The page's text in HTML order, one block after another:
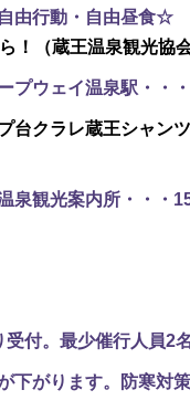
由行動・自由昼食☆
！（蔵王温泉観光協会
プウェイ温泉駅・・
台クラレ蔵王シャン
泉観光案内所・・・
受付。最少催行人員2名
下がります。防寒対